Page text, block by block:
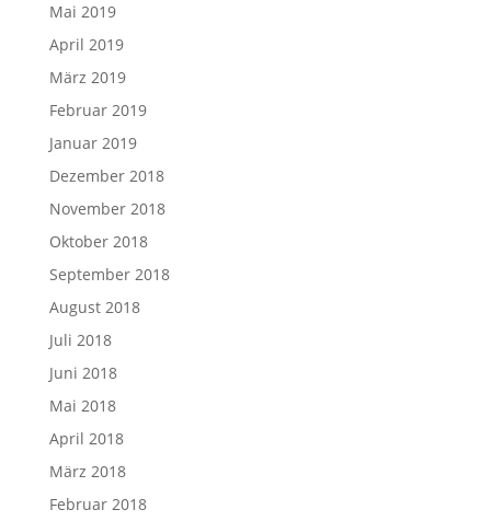
Mai 2019
April 2019
März 2019
Februar 2019
Januar 2019
Dezember 2018
November 2018
Oktober 2018
September 2018
August 2018
Juli 2018
Juni 2018
Mai 2018
April 2018
März 2018
Februar 2018